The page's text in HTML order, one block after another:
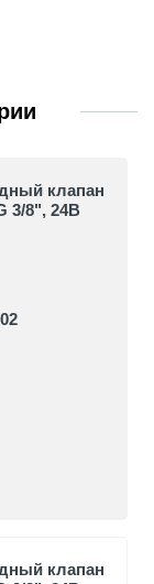
клапан
3/8", 24В
клапан